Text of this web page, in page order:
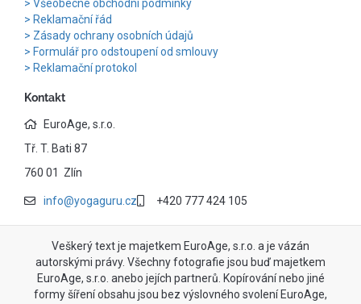
Všeobecné obchodní podmínky
Reklamační řád
Zásady ochrany osobních údajů
Formulář pro odstoupení od smlouvy
Reklamační protokol
Kontakt
EuroAge, s.r.o.
Tř. T. Bati 87
760 01 Zlín
info@yogaguru.cz +420 777 424 105
Veškerý text je majetkem EuroAge, s.r.o. a je vázán
autorskými právy. Všechny fotografie jsou buď majetkem
EuroAge, s.r.o. anebo jejích partnerů. Kopírování nebo jiné
formy šíření obsahu jsou bez výslovného svolení EuroAge,